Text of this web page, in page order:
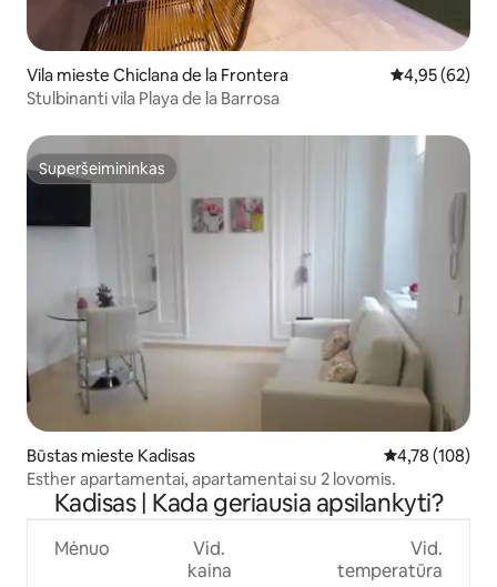
Vila mieste Chiclana de la Frontera Vidutinis
4,95 (62)
Stulbinanti vila Playa de la Barrosa
Superšeimininkas
Superšeimininkas
Būstas mieste Kadisas Vidutinis
4,78 (108)
Esther apartamentai, apartamentai su 2 lovomis.
Kadisas | Kada geriausia apsilankyti?
Mėnuo
Vid.
kaina
Vid.
temperatūra